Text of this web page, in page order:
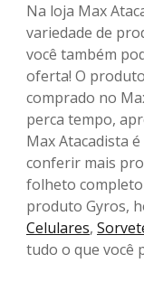
Na loja Max
variedade de
você também
oferta! O
comprado no
perca tempo,
Max Atacadista
conferir mais
folheto completo
produto Gyros,
Celulares,
tudo o que você